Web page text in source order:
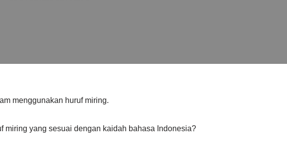
menggunakan huruf miring.
miring yang sesuai dengan kaidah bahasa Indonesia?